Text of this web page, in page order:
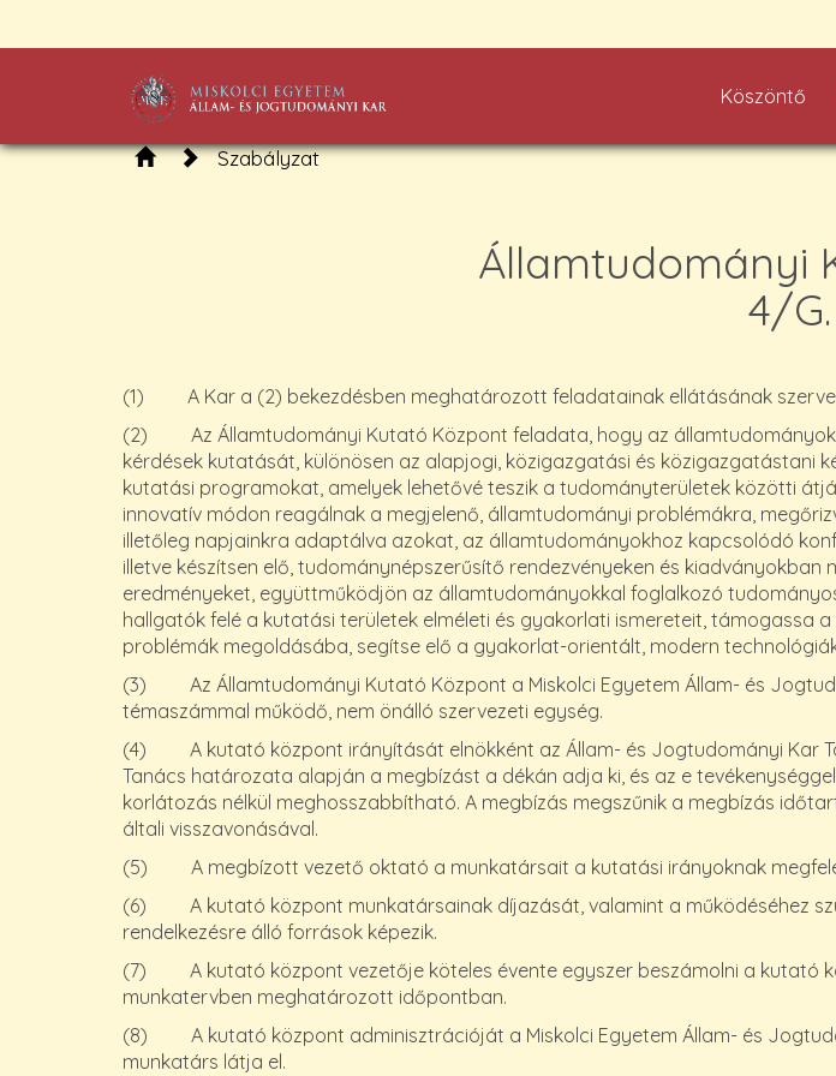
Köszöntő
Szabályzat
Államtudományi
4/
(1) A Kar a (2) bekezdésben meghatározott feladatainak ellátásának
(2) Az Államtudományi Kutató Központ feladata, hogy az
kérdések kutatását, különösen az alapjogi, közigazgatási és közigazgatástani
kutatási programokat, amelyek lehetővé teszik a tudományterületek közötti
innovatív módon reagálnak a megjelenő, államtudományi problémákra,
illetőleg napjainkra adaptálva azokat, az államtudományokhoz kapcsolódó
illetve készítsen elő, tudománynépszerűsítő rendezvényeken és
eredményeket, együttműködjön az államtudományokkal foglalkozó
hallgatók felé a kutatási területek elméleti és gyakorlati ismereteit,
problémák megoldásába, segítse elő a gyakorlat-orientált, modern
(3) Az Államtudományi Kutató Központ a Miskolci Egyetem Állam- és
témaszámmal működő, nem önálló szervezeti egység.
(4) A kutató központ irányítását elnökként az Állam- és Jogtudományi Kar
Tanács határozata alapján a megbízást a dékán adja ki, és az e
korlátozás nélkül meghosszabbítható. A megbízás megszűnik a megbízás
általi visszavonásával.
(5) A megbízott vezető oktató a munkatársait a kutatási irányoknak
(6) A kutató központ munkatársainak díjazását, valamint a működéséhez
rendelkezésre álló források képezik.
(7) A kutató központ vezetője köteles évente egyszer beszámolni a kutató
munkatervben meghatározott időpontban.
(8) A kutató központ adminisztrációját a Miskolci Egyetem Állam- és
munkatárs látja el.